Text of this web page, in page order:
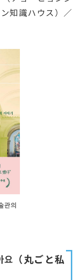
知識ハウス）／
관의
요（丸ごと私